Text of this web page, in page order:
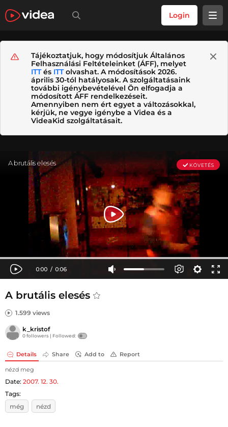
Login
Tájékoztatjuk, hogy módosítjuk Általános
Felhasználási Feltételeinket (ÁFF), melyet
ITTés ITTolvashat. A módosítások 2026.
április 30-tól hatályosak. A szolgáltatásaink
további igénybevételével Ön elfogadja a
módosított ÁFF rendelkezéseit.
Amennyiben nem ért egyet a változásokkal,
kérjük, ne vegye igénybe a Videa és a
VideaKid szolgáltatásait.
A brutális elesés
1.599 views
k_kristof
0 followers | Followed:
Details Share Add to Report
nézd meg
Date: 2007. 12. 30.
Tags:
még
nézd